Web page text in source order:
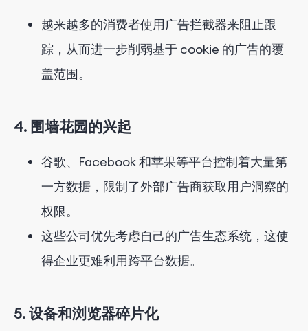
越来越多的消费者使用广告拦截器来阻止跟
踪，从而进一步削弱基于 cookie 的广告的覆
盖范围。
4. 围墙花园的兴起
谷歌、Facebook 和苹果等平台控制着大量第
一方数据，限制了外部广告商获取用户洞察的
权限。
这些公司优先考虑自己的广告生态系统，这使
得企业更难利用跨平台数据。
5. 设备和浏览器碎片化